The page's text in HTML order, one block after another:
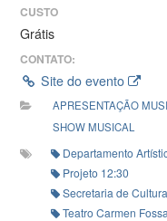
CUSTO
Grátis
CONTATO:
Site do evento
APRESENTAÇÃO
SHOW MUSICAL
Departamento
Projeto 12:30
Secretaria de
Teatro Carmen